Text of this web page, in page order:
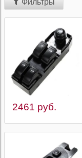
Фильтры
2461 руб.